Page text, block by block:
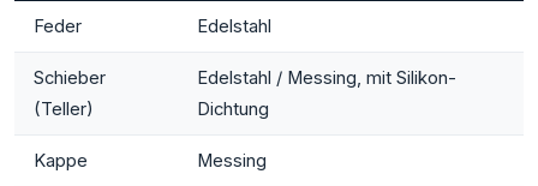
Feder Edelstahl
Schieber
(Teller)
Edelstahl / Messing, mit Silikon-
Dichtung
Kappe Messing